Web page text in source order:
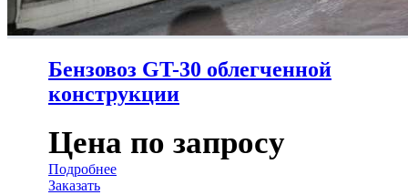
Бензовоз GT-30 облегченной
конструкции
Цена по запросу
Подробнее
Заказать